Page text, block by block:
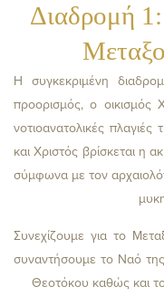
Διαδρομή
Η συγκεκριμένη
προορισμός, ο οικισμός
νοτιοανατολικές
και Χριστός βρίσκεται η
σύμφωνα με τον
Συνεχίζουμε για το
συναντήσουμε το Ναό
Θεοτόκου καθώς και